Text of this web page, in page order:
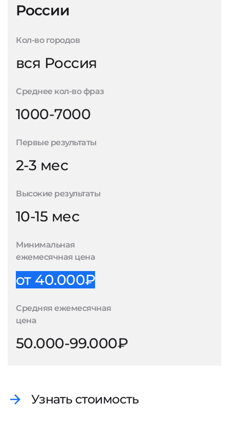
России
Кол-во городов
вся Россия
Среднее кол-во фраз
1000-7000
Первые результаты
2-3 мес
Высокие результаты
10-15 мес
Минимальная
ежемесячная цена
от 40.000₽
Средняя ежемесячная
цена
50.000-99.000₽
Узнать стоимость